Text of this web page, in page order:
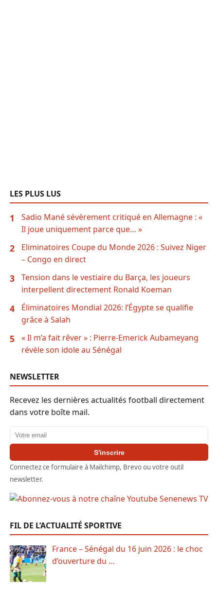
LES PLUS LUS
1
Sadio Mané sévèrement critiqué en Allemagne : «
Il joue uniquement parce que… »
2
Eliminatoires Coupe du Monde 2026 : Suivez Niger
– Congo en direct
3
Tension dans le vestiaire du Barça, les joueurs
interpellent directement Ronald Koeman
4
Éliminatoires Mondial 2026: l’Égypte se qualifie
grâce à Salah
5
« Il m’a fait rêver » : Pierre-Emerick Aubameyang
révèle son idole au Sénégal
NEWSLETTER
Recevez les dernières actualités football directement
dans votre boîte mail.
Adresse email
S'inscrire
Connectez ce formulaire à Mailchimp, Brevo ou votre outil
newsletter.
FIL DE L’ACTUALITÉ SPORTIVE
France – Sénégal du 16 juin 2026 : le choc
d’ouverture du …